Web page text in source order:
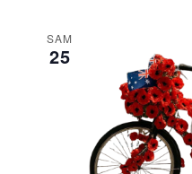
SAM
25